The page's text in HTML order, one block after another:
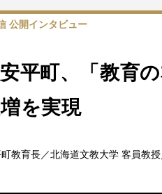
公開インタビュー
平町、「教育
を実現
教育長／北海道文教大学 客員教